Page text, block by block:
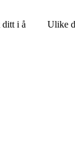
ditt i å
Ulike